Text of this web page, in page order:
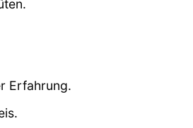
Erfahrung.